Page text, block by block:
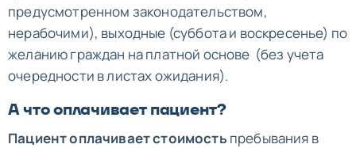
предусмотренном законодательством,
нерабочими), выходные (суббота и воскресенье) по
желанию граждан на платной основе (без учета
очередности в листах ожидания).
А что оплачивает пациент?
Пациент оплачивает стоимость пребывания в